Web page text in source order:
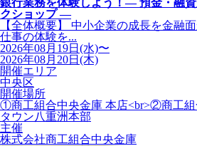
銀行業務を体験しよう！― 預金・融
クショップ ―
【全体概要】 中小企業の成長を金融
仕事の体験を...
2026年08月19日(水)〜
2026年08月20日(木)
開催エリア
中央区
開催場所
①商工組合中央金庫 本店<br>②商工組
タウン八重洲本部
主催
株式会社商工組合中央金庫